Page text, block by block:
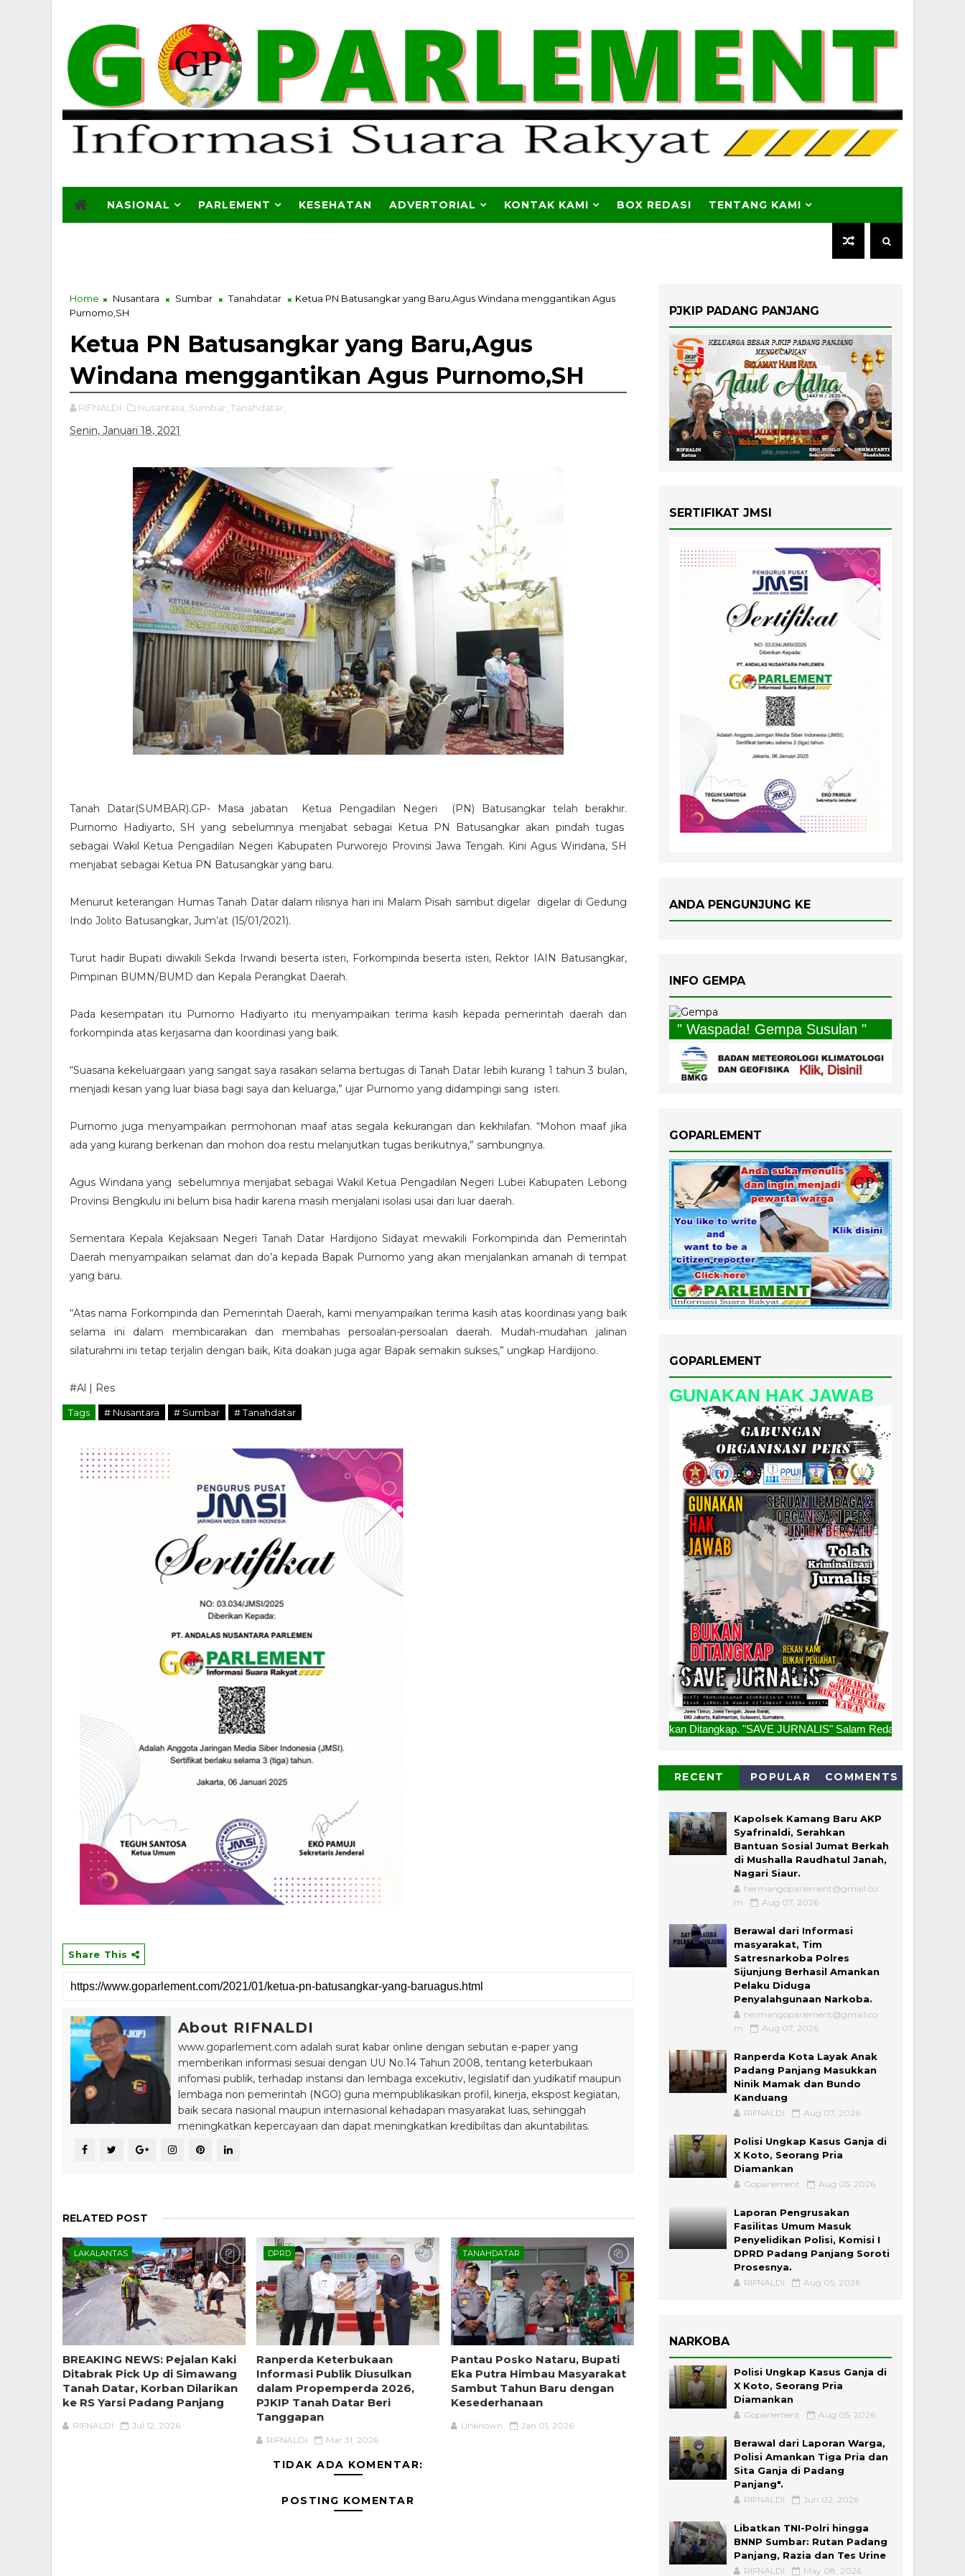
NASIONAL PARLEMENT KESEHATAN ADVERTORIAL KONTAK KAMI BOX REDASI TENTANG KAMI
Home Nusantara Sumbar Tanahdatar
Ketua PN Batusangkar yang Baru,Agus Windana menggantikan Agus
Purnomo,SH
Ketua PN Batusangkar yang Baru,Agus
Windana menggantikan Agus Purnomo,SH
RIFNALDI Nusantara, Sumbar, Tanahdatar,
Senin, Januari 18, 2021
Tanah Datar(SUMBAR).GP- Masa jabatan Ketua Pengadilan Negeri (PN) Batusangkar telah berakhir.
Purnomo Hadiyarto, SH yang sebelumnya menjabat sebagai Ketua PN Batusangkar akan pindah tugas
sebagai Wakil Ketua Pengadilan Negeri Kabupaten Purworejo Provinsi Jawa Tengah. Kini Agus Windana, SH
menjabat sebagai Ketua PN Batusangkar yang baru.
Menurut keterangan Humas Tanah Datar dalam rilisnya hari ini Malam Pisah sambut digelar digelar di Gedung
Indo Jolito Batusangkar, Jum’at (15/01/2021).
Turut hadir Bupati diwakili Sekda Irwandi beserta isteri, Forkompinda beserta isteri, Rektor IAIN Batusangkar,
Pimpinan BUMN/BUMD dan Kepala Perangkat Daerah.
Pada kesempatan itu Purnomo Hadiyarto itu menyampaikan terima kasih kepada pemerintah daerah dan
forkompinda atas kerjasama dan koordinasi yang baik.
“Suasana kekeluargaan yang sangat saya rasakan selama bertugas di Tanah Datar lebih kurang 1 tahun 3 bulan,
menjadi kesan yang luar biasa bagi saya dan keluarga,” ujar Purnomo yang didampingi sang isteri.
Purnomo juga menyampaikan permohonan maaf atas segala kekurangan dan kekhilafan. “Mohon maaf jika
ada yang kurang berkenan dan mohon doa restu melanjutkan tugas berikutnya,” sambungnya.
Agus Windana yang sebelumnya menjabat sebagai Wakil Ketua Pengadilan Negeri Lubei Kabupaten Lebong
Provinsi Bengkulu ini belum bisa hadir karena masih menjalani isolasi usai dari luar daerah.
Sementara Kepala Kejaksaan Negeri Tanah Datar Hardijono Sidayat mewakili Forkompinda dan Pemerintah
Daerah menyampaikan selamat dan do’a kepada Bapak Purnomo yang akan menjalankan amanah di tempat
yang baru.
“Atas nama Forkompinda dan Pemerintah Daerah, kami menyampaikan terima kasih atas koordinasi yang baik
selama ini dalam membicarakan dan membahas persoalan-persoalan daerah. Mudah-mudahan jalinan
silaturahmi ini tetap terjalin dengan baik, Kita doakan juga agar Bapak semakin sukses,” ungkap Hardijono.
#Al | Res
Tags # Nusantara # Sumbar # Tanahdatar
Share This
About RIFNALDI
www.goparlement.com adalah surat kabar online dengan sebutan e-paper yang
memberikan informasi sesuai dengan UU No.14 Tahun 2008, tentang keterbukaan
infomasi publik, terhadap instansi dan lembaga excekutiv, legislatif dan yudikatif maupun
lembaga non pemerintah (NGO) guna mempublikasikan profil, kinerja, ekspost kegiatan,
baik secara nasional maupun internasional kehadapan masyarakat luas, sehinggah
meningkatkan kepercayaan dan dapat meningkatkan kredibiltas dan akuntabilitas.
RELATED POST
LAKALANTAS
BREAKING NEWS: Pejalan Kaki
Ditabrak Pick Up di Simawang
Tanah Datar, Korban Dilarikan
ke RS Yarsi Padang Panjang
RIFNALDI Jul 12, 2026
DPRD
Ranperda Keterbukaan
Informasi Publik Diusulkan
dalam Propemperda 2026,
PJKIP Tanah Datar Beri
Tanggapan
RIFNALDI Mar 31, 2026
TANAHDATAR
Pantau Posko Nataru, Bupati
Eka Putra Himbau Masyarakat
Sambut Tahun Baru dengan
Kesederhanaan
Unknown Jan 01, 2026
TIDAK ADA KOMENTAR:
POSTING KOMENTAR
PJKIP PADANG PANJANG
SERTIFIKAT JMSI
ANDA PENGUNJUNG KE
INFO GEMPA
" Waspada! Gempa Susulan "
GOPARLEMENT
GOPARLEMENT
GUNAKAN HAK JAWAB
SERUAN LEMBAGA & ORGANISASI PERS UNTUK BERSATU. "Tolak Kriminalisasi Jurnalis, Rekan Kami Bukan Penjahat, Bukan Ditangkap. "SAVE JURNALIS" Salam Redaksi
RECENT POPULAR COMMENTS
Kapolsek Kamang Baru AKP
Syafrinaldi, Serahkan
Bantuan Sosial Jumat Berkah
di Mushalla Raudhatul Janah,
Nagari Siaur.
hermangoparlement@gmail.co
m
Aug 07, 2026
Berawal dari Informasi
masyarakat, Tim
Satresnarkoba Polres
Sijunjung Berhasil Amankan
Pelaku Diduga
Penyalahgunaan Narkoba.
hermangoparlement@gmail.co
m
Aug 07, 2026
Ranperda Kota Layak Anak
Padang Panjang Masukkan
Ninik Mamak dan Bundo
Kanduang
RIFNALDI Aug 07, 2026
Polisi Ungkap Kasus Ganja di
X Koto, Seorang Pria
Diamankan
Goparlement Aug 05, 2026
Laporan Pengrusakan
Fasilitas Umum Masuk
Penyelidikan Polisi, Komisi I
DPRD Padang Panjang Soroti
Prosesnya.
RIFNALDI Aug 05, 2026
NARKOBA
Polisi Ungkap Kasus Ganja di
X Koto, Seorang Pria
Diamankan
Goparlement Aug 05, 2026
Berawal dari Laporan Warga,
Polisi Amankan Tiga Pria dan
Sita Ganja di Padang
Panjang".
RIFNALDI Jun 02, 2026
Libatkan TNI-Polri hingga
BNNP Sumbar: Rutan Padang
Panjang, Razia dan Tes Urine
RIFNALDI May 08, 2026